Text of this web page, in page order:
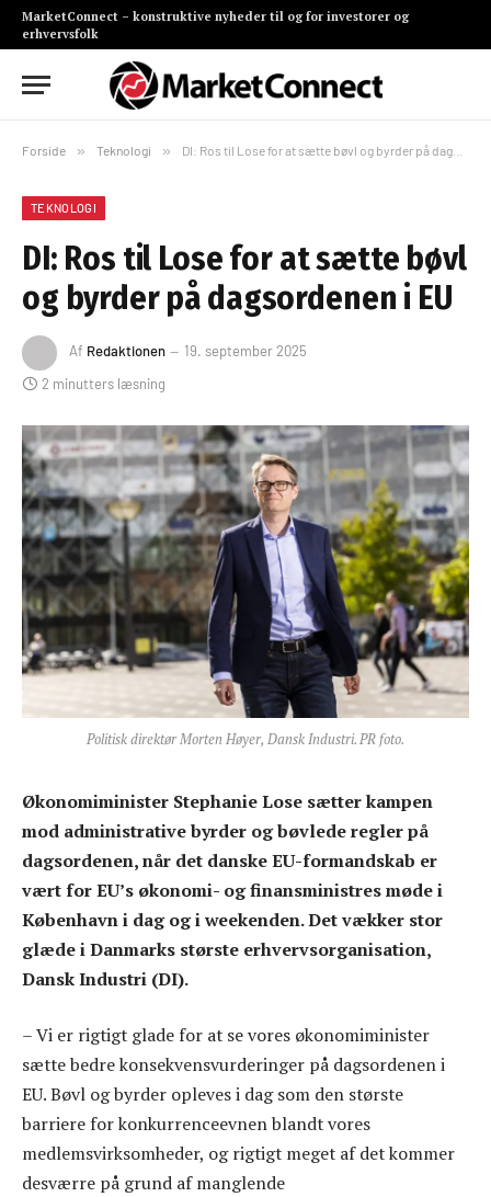
MarketConnect – konstruktive nyheder til og for investorer og
erhvervsfolk
Forside » Teknologi » DI: Ros til Lose for at sætte bøvl og byrder på dagsordenen i EU
TEKNOLOGI
DI: Ros til Lose for at sætte bøvl
og byrder på dagsordenen i EU
Af Redaktionen
19. september 2025
2 minutters læsning
Politisk direktør Morten Høyer, Dansk Industri. PR foto.
Økonomiminister Stephanie Lose sætter kampen
mod administrative byrder og bøvlede regler på
dagsordenen, når det danske EU-formandskab er
vært for EU’s økonomi- og finansministres møde i
København i dag og i weekenden. Det vækker stor
glæde i Danmarks største erhvervsorganisation,
Dansk Industri (DI).
– Vi er rigtigt glade for at se vores økonomiminister
sætte bedre konsekvensvurderinger på dagsordenen i
EU. Bøvl og byrder opleves i dag som den største
barriere for konkurrenceevnen blandt vores
medlemsvirksomheder, og rigtigt meget af det kommer
desværre på grund af manglende